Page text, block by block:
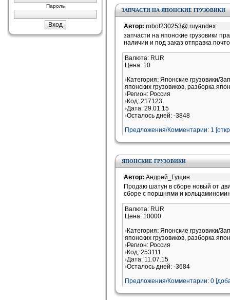
Пароль
ЗАПЧАСТИ НА ЯПОНСКИЕ ГРУЗОВИКИ
Автор: robot230253@.ruyandex
запчасти на японские грузовики
наличии и под заказ отправка
Валюта: RUR
Цена: 10
Категория: Японские грузовики/
японских грузовиков, разборка
Регион: Россия
Код: 217123
Дата: 29.01.15
Осталось дней: -3848
Предложения/Комментарии: 1 [
ЯПОНСКИЕ ГРУЗОВИКИ
Автор: Андрей_Гущин
Продаю шатун в сборе новый от
сборе с поршнями и
Валюта: RUR
Цена: 10000
Категория: Японские грузовики/
японских грузовиков, разборка
Регион: Россия
Код: 253111
Дата: 11.07.15
Осталось дней: -3684
Предложения/Комментарии: 0